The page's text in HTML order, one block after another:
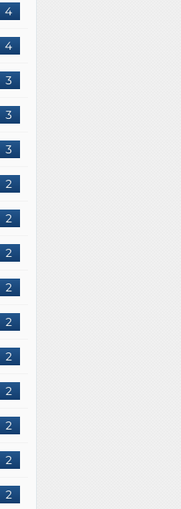
4
4
3
3
3
2
2
2
2
2
2
2
2
2
2